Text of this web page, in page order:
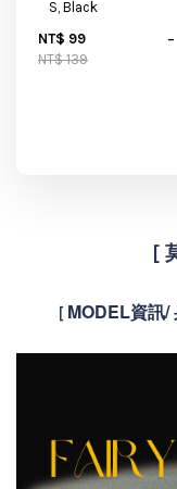
NT$ 99
NT$ 139
-
[
[MODEL資訊/